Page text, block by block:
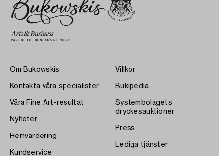
Om Bukowskis
Kontakta våra specialister
Våra Fine Art-resultat
Nyheter
Hemvärdering
Kundservice
Villkor
Bukipedia
Systembolagets
dryckesauktioner
Press
Lediga tjänster